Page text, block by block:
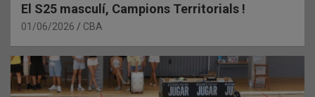
El S25 masculí, Campions Territorials !
01/06/2026 CBA